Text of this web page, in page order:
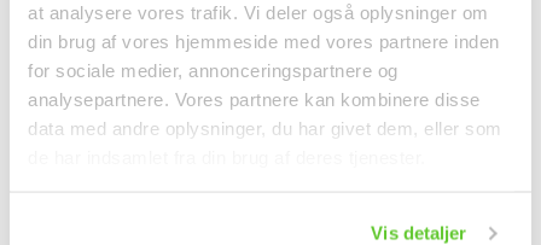
at analysere vores trafik. Vi deler også oplysninger om
din brug af vores hjemmeside med vores partnere inden
for sociale medier, annonceringspartnere og
analysepartnere. Vores partnere kan kombinere disse
data med andre oplysninger, du har givet dem, eller som
Vis detaljer
Ambition
罐头/腌制品
kr32.50
Asian Choice
冷冻食品
kr35.00